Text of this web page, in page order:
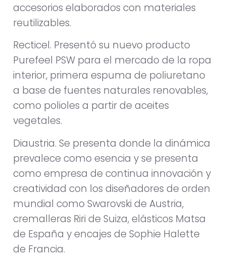
accesorios elaborados con materiales
reutilizables.
Recticel. Presentó su nuevo producto
Purefeel PSW para el mercado de la ropa
interior, primera espuma de poliuretano
a base de fuentes naturales renovables,
como polioles a partir de aceites
vegetales.
Diaustria. Se presenta donde la dinámica
prevalece como esencia y se presenta
como empresa de continua innovación y
creatividad con los diseñadores de orden
mundial como Swarovski de Austria,
cremalleras Riri de Suiza, elásticos Matsa
de España y encajes de Sophie Halette
de Francia.